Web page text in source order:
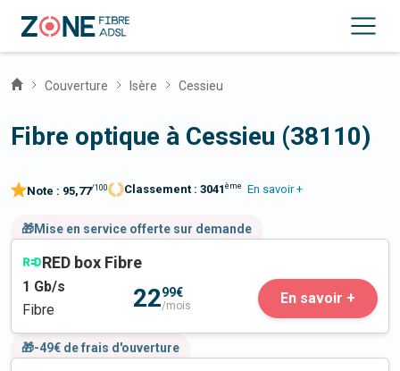
Couverture Isère Cessieu
Fibre optique à Cessieu (38110)
Note : 95,77/100 Classement : 3041 ème En savoir +
🎁Mise en service offerte sur demande
RED box Fibre
1 Gb/s
Fibre
2299€
/mois En savoir +
🎁-49€ de frais d'ouverture